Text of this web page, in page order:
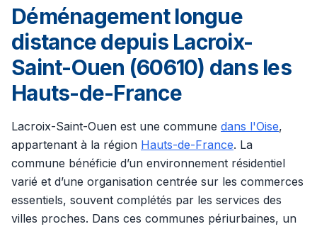
Déménagement longue
distance depuis Lacroix-
Saint-Ouen (60610) dans les
Hauts-de-France
Lacroix-Saint-Ouen est une commune dans l'Oise,
appartenant à la région Hauts-de-France. La
commune bénéficie d’un environnement résidentiel
varié et d’une organisation centrée sur les commerces
essentiels, souvent complétés par les services des
villes proches. Dans ces communes périurbaines, un